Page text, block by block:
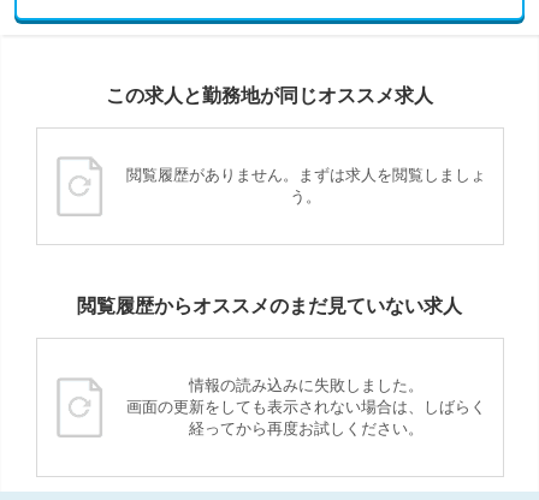
この求人と勤務地が同じオススメ求人
閲覧履歴がありません。まずは求人を閲覧しましょ
う。
閲覧履歴からオススメのまだ見ていない求人
情報の読み込みに失敗しました。
画面の更新をしても表示されない場合は、しばらく
経ってから再度お試しください。